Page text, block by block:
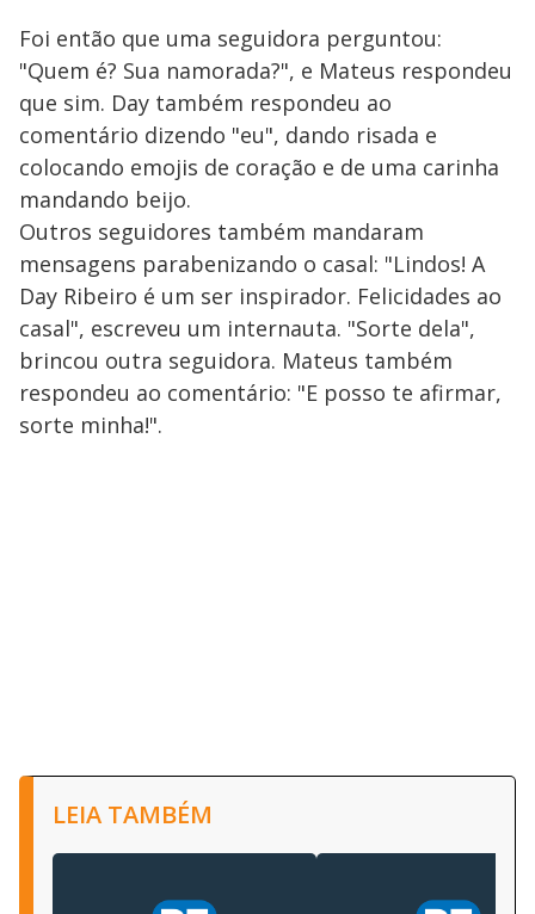
Foi então que uma seguidora perguntou:
"Quem é? Sua namorada?", e Mateus respondeu
que sim. Day também respondeu ao
comentário dizendo "eu", dando risada e
colocando emojis de coração e de uma carinha
mandando beijo.
Outros seguidores também mandaram
mensagens parabenizando o casal: "Lindos! A
Day Ribeiro é um ser inspirador. Felicidades ao
casal", escreveu um internauta. "Sorte dela",
brincou outra seguidora. Mateus também
respondeu ao comentário: "E posso te afirmar,
sorte minha!".
LEIA TAMBÉM